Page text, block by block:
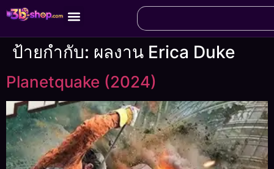
ป้ายกำกับ: ผลงาน Erica Duke
Planetquake (2024)